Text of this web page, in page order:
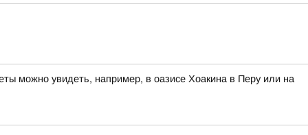
можно увидеть, например, в оазисе Хоакина в Перу или на